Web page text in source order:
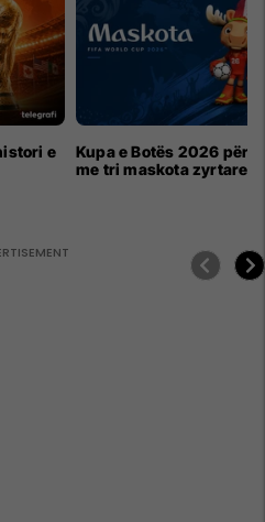
e
Kupa e Botës 2026 për
me tri maskota zyrtare